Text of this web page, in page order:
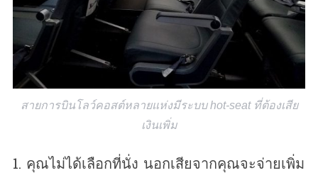
สายการบินโลว์คอสต์หลายแห่งมีระบบ hot-seat ที่ต้องเสีย
เงินเพิ่ม
1. คุณไม่ได้เลือกที่นั่ง นอกเสียจากคุณจะจ่ายเพิ่ม